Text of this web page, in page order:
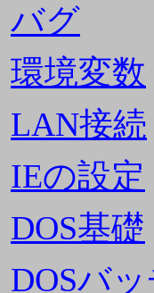
バグ
環境変数
LAN接続
IEの設定
DOS基礎
DOSバッ